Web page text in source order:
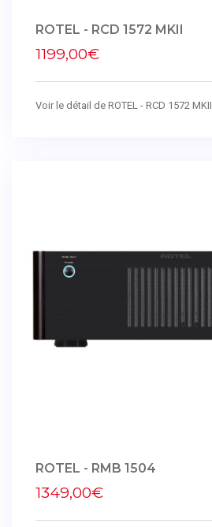
ROTEL - RCD 1572 MKII
1199,00€
Voir le détail de ROTEL - RCD 1572 MKII
ROTEL - RMB 1504
1349,00€